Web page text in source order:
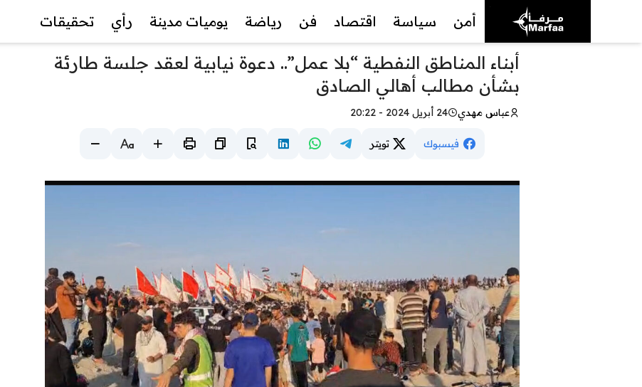
أمن سياسة اقتصاد فن رياضة يوميات مدينة رأي تحقيقات
أبناء المناطق النفطية “بلا عمل”.. دعوة نيابية لعقد جلسة طارئة
بشأن مطالب أهالي الصادق
عباس مهدي 24 أبريل 2024 - 20:22
فيسبوك تويتر